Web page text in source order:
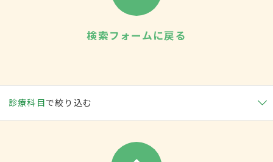
検索フォームに戻る
診療科目で絞り込む